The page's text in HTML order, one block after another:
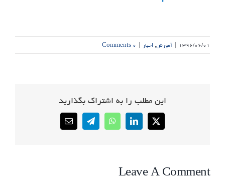
۱۳۹۶/۰۶/۰۱ | آموزش,اخبار | ۰ Comments
این مطلب را به اشتراک بگذارید
X
LinkedIn
WhatsApp
Telegram
Email
Leave A Comment